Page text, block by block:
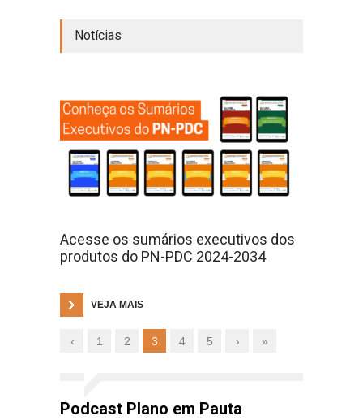
Notícias
Acesse os sumários executivos dos
produtos do PN-PDC 2024-2034
VEJA MAIS
‹ 1 2 3 4 5 › »
Podcast Plano em Pauta